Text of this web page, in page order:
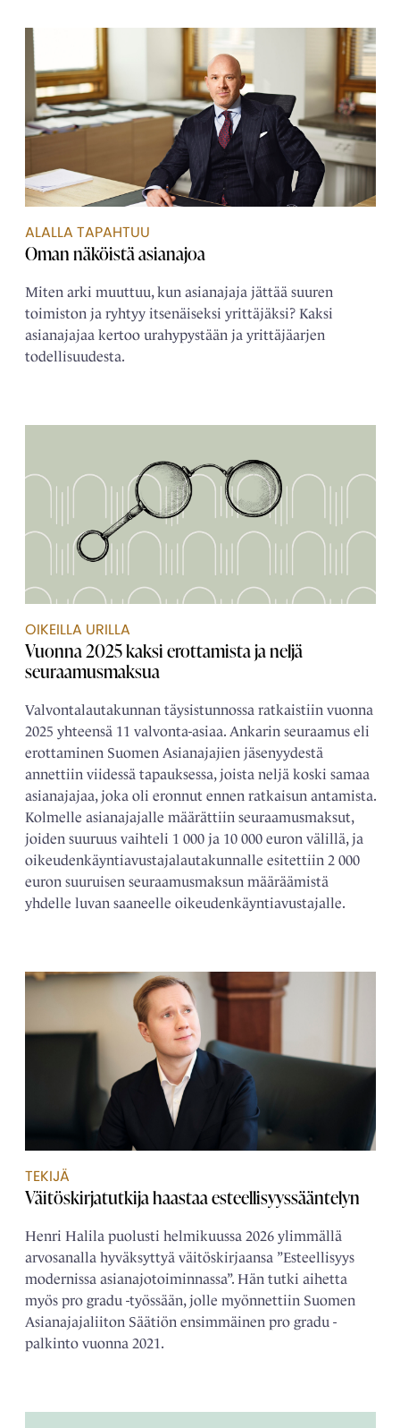
ALALLA TAPAHTUU
Oman näköistä ­asianajoa
Miten arki muuttuu, kun asianajaja jättää suuren
toimiston ja ryhtyy itsenäiseksi yrittäjäksi? Kaksi
asianajajaa kertoo urahypystään ja yrittäjäarjen
todellisuudesta.
OIKEILLA URILLA
Vuonna 2025 kaksi erottamista ja neljä
seuraamusmaksua
Valvontalautakunnan täysistunnossa ratkaistiin vuonna
2025 yhteensä 11 valvonta-asiaa. Ankarin seuraamus eli
erottaminen Suomen Asianajajien jäsenyydestä
annettiin viidessä tapauksessa, joista neljä koski samaa
asianajajaa, joka oli eronnut ennen ratkaisun antamista.
Kolmelle asianajajalle määrättiin seuraamusmaksut,
joiden suuruus vaihteli 1 000 ja 10 000 euron välillä, ja
oikeudenkäyntiavustajalautakunnalle esitettiin 2 000
euron suuruisen seuraamusmaksun määräämistä
yhdelle luvan saaneelle oikeudenkäyntiavustajalle.
TEKIJÄ
Väitöskirjatutkija haastaa esteellisyyssääntelyn
Henri Halila puolusti helmikuussa 2026 ylimmällä
arvosanalla hyväksyttyä väitöskirjaansa ”Esteellisyys
modernissa asianajotoiminnassa”. Hän tutki aihetta
myös pro gradu -työssään, jolle myönnettiin Suomen
Asianajajaliiton Säätiön ensimmäinen pro gradu -
palkinto vuonna 2021.